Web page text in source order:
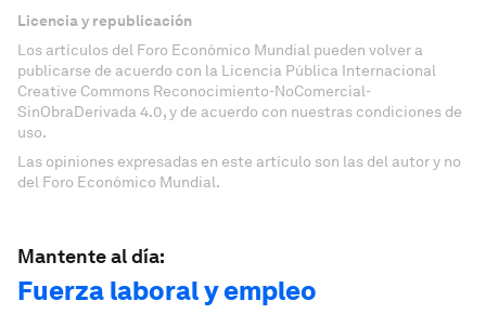
Licencia y republicación
Los artículos del Foro Económico Mundial pueden volver a
publicarse de acuerdo con la Licencia Pública Internacional
Creative Commons Reconocimiento-NoComercial-
SinObraDerivada 4.0, y de acuerdo con nuestras condiciones de
uso.
Las opiniones expresadas en este artículo son las del autor y no
del Foro Económico Mundial.
Mantente al día:
Fuerza laboral y empleo